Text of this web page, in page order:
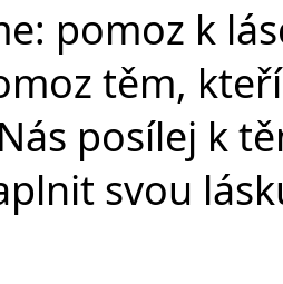
pomoz k
těm,
posílej k
svou